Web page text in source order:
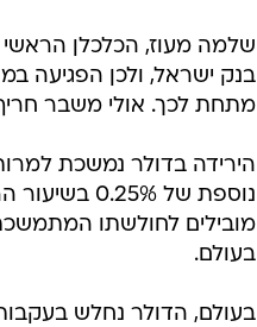
שלמה מעוז, הכלכלן
מתחת לכך. אולי משבר חריף
הירידה בדולר נמשכת
נוספת של
מובילים לחולשתו
בעולם.
בעולם, הדולר נחלש